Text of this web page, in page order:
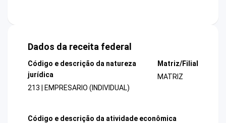
Dados da receita federal
Código e descrição da natureza
jurídica
213 | EMPRESARIO (INDIVIDUAL)
Matriz/Filial
MATRIZ
Código e descrição da atividade econômica